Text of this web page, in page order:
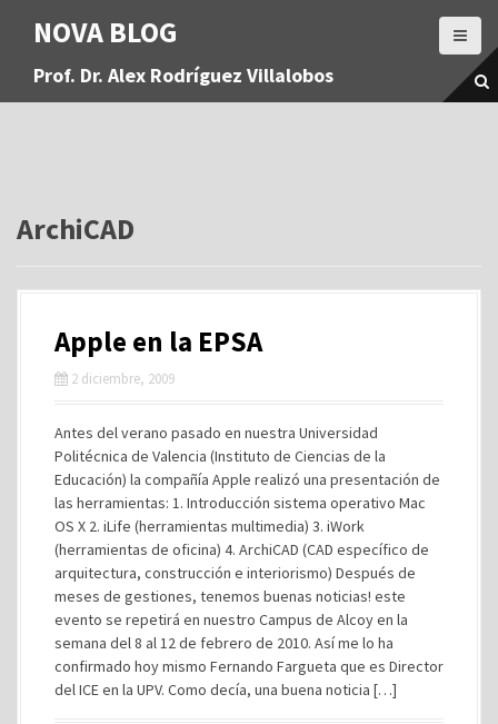
a
NOVA BLOG
Prof. Dr. Alex Rodríguez Villalobos
ArchiCAD
Apple en la EPSA
2 diciembre, 2009
Antes del verano pasado en nuestra Universidad
Politécnica de Valencia (Instituto de Ciencias de la
Educación) la compañía Apple realizó una presentación de
las herramientas: 1. Introducción sistema operativo Mac
OS X 2. iLife (herramientas multimedia) 3. iWork
(herramientas de oficina) 4. ArchiCAD (CAD específico de
arquitectura, construcción e interiorismo) Después de
meses de gestiones, tenemos buenas noticias! este
evento se repetirá en nuestro Campus de Alcoy en la
semana del 8 al 12 de febrero de 2010. Así me lo ha
confirmado hoy mismo Fernando Fargueta que es Director
del ICE en la UPV. Como decía, una buena noticia […]